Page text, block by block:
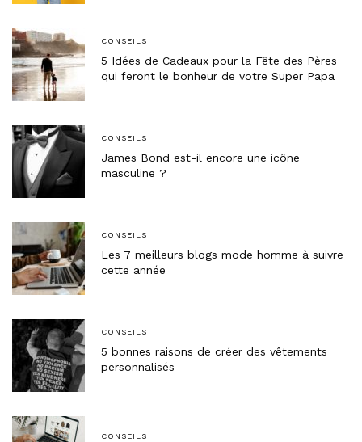
CONSEILS
5 Idées de Cadeaux pour la Fête des Pères
qui feront le bonheur de votre Super Papa
CONSEILS
James Bond est-il encore une icône
masculine ?
CONSEILS
Les 7 meilleurs blogs mode homme à suivre
cette année
CONSEILS
5 bonnes raisons de créer des vêtements
personnalisés
CONSEILS